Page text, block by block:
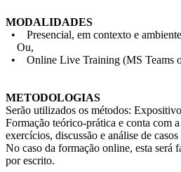
MODALIDADES
• Presencial, em contexto e
Ou,
• Online Live Training (MS Teams
METODOLOGIAS
Serão utilizados os métodos:
Formação teórico-prática e conta com
exercícios, discussão e análise de
No caso da formação online, esta será
por escrito.